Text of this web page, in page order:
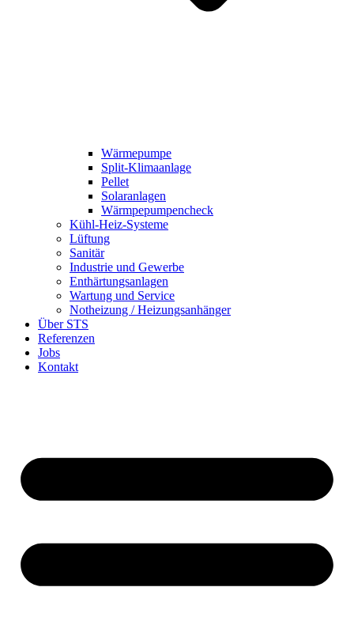
Wärmepumpe
Split-Klimaanlage
Pellet
Solaranlagen
Wärmpepumpencheck
Kühl-Heiz-Systeme
Lüftung
Sanitär
Industrie und Gewerbe
Enthärtungsanlagen
Wartung und Service
Notheizung / Heizungsanhänger
Über STS
Referenzen
Jobs
Kontakt